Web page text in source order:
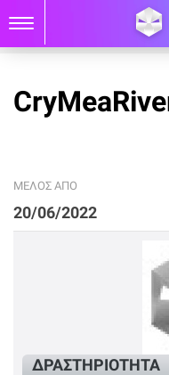
ΜΕΛΟΣ ΑΠΟ
20/06/2022
ΔΡΑΣΤΗΡΙΟΤΗΤΑ